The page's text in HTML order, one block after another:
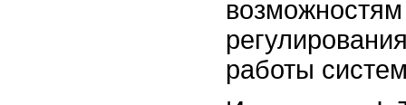
возможностям
работы